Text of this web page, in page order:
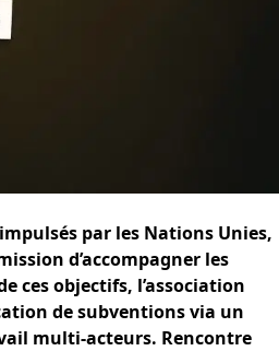
par les Nations Unies,
d’accompagner les
ces objectifs, l’association
de subventions via un
multi-acteurs. Rencontre